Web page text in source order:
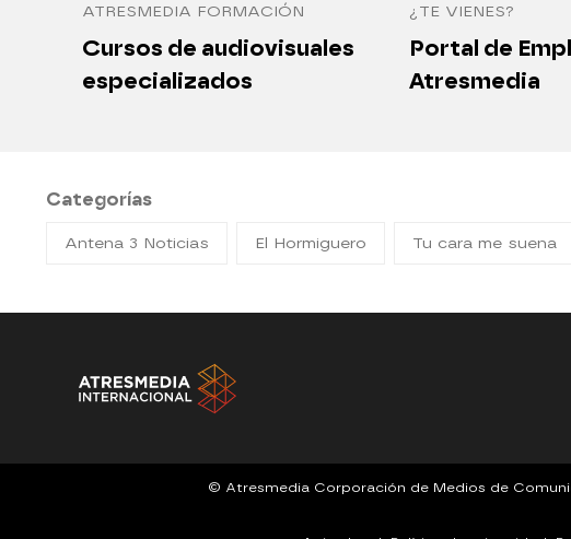
ATRESMEDIA FORMACIÓN
Cursos de audiovisuales
especializados
¿TE VIENES?
Portal de
Atresmedia
Categorías
Antena 3 Noticias El Hormiguero Tu cara me suena
© Atresmedia Corporación de Medios de